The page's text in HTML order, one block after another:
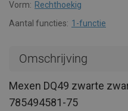
Vorm: Rechthoekig
Aantal functies: 1-functie
Omschrijving
Mexen DQ49 zwarte
785494581-75